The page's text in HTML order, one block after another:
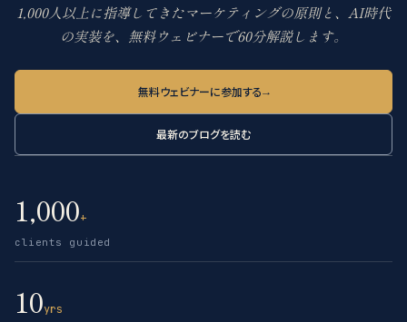
1,000人以上に指導してきたマーケティングの原則と、AI時代
の実装を、無料ウェビナーで60分解説します。
無料ウェビナーに参加する→
最新のブログを読む
1,000+
clients guided
10yrs